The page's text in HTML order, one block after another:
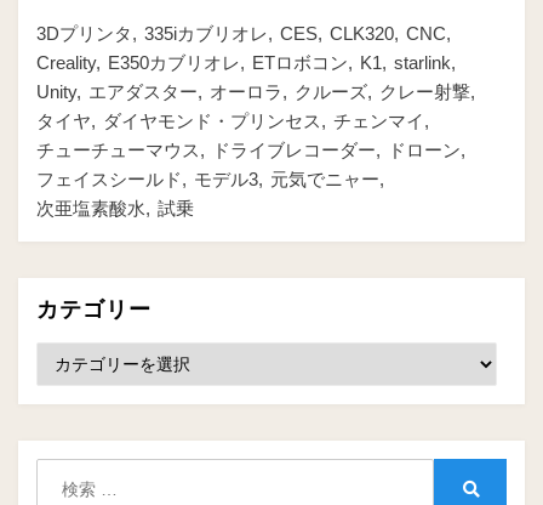
3Dプリンタ 335iカブリオレ CES CLK320 CNC
Creality
E350カブリオレ ETロボコン K1
starlink
Unity
エアダスター オーロラ クルーズ
クレー射撃
タイヤ
ダイヤモンド・プリンセス
チェンマイ
チューチューマウス
ドライブレコーダー
ドローン
フェイスシールド
モデル3
元気でニャー
次亜塩素酸水
試乗
カテゴリー
ゴ
ー